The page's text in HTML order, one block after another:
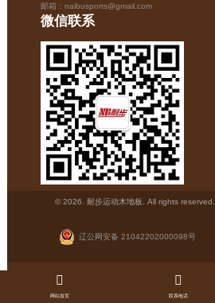
邮箱：naibusports@gmail.com
微信联系
© 2026. 耐步运动木地板. All rights reserved.
辽公网安备 21042202000098号
网站首页 联系电话